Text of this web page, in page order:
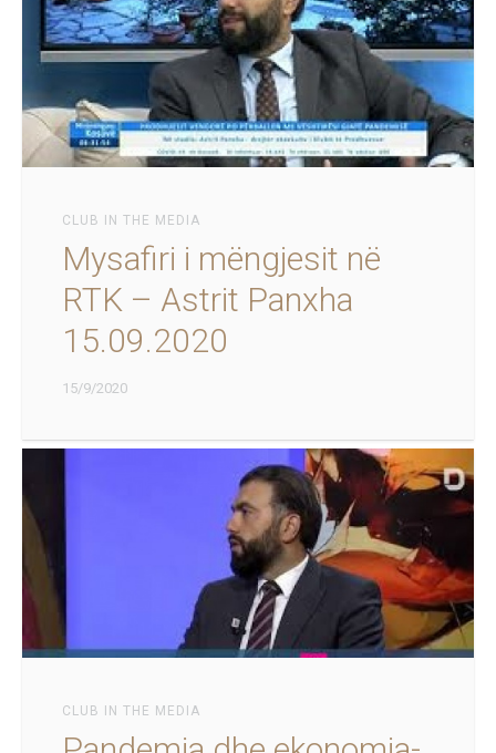
CLUB IN THE MEDIA
Mysafiri i mëngjesit në
RTK – Astrit Panxha
15.09.2020
15/9/2020
CLUB IN THE MEDIA